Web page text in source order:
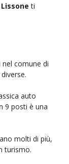
ti
comune di
auto
9 posti è una
molti di più,
turismo.